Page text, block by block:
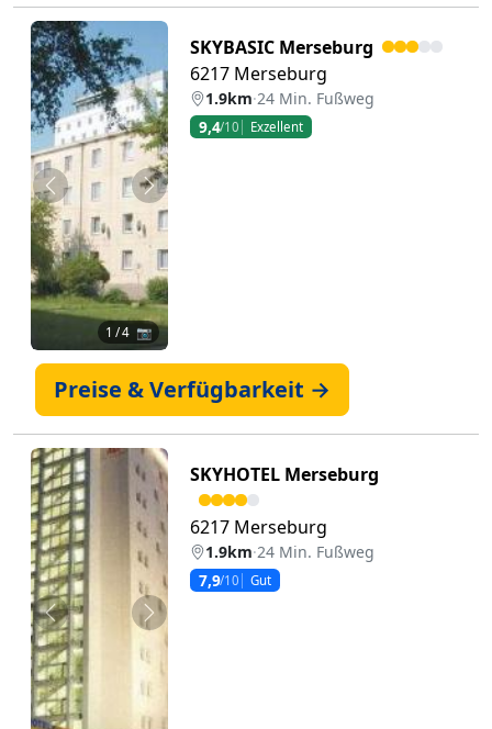
Zurück Weiter
1 / 4 📷
SKYBASIC Merseburg
6217 Merseburg
1.9km·24 Min. Fußweg
9,4/10 Exzellent
Preise & Verfügbarkeit →
Zurück Weiter
SKYHOTEL Merseburg
6217 Merseburg
1.9km·24 Min. Fußweg
7,9/10 Gut